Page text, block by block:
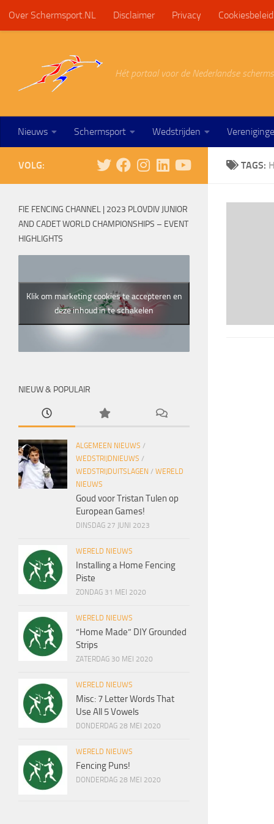
Doorgaan naar inhoud
Over Schermsport.NL Disclaimer Privacy
Hét portaal voor de Nederlandse
Nieuws Schermsport Wedstrijden
TAGS:
VOLG:
FIE FENCING CHANNEL | 2023 PLOVDIV JUNIOR
AND CADET WORLD CHAMPIONSHIPS – EVENT
HIGHLIGHTS
Klik om marketing cookies te accepteren en
deze inhoud in te schakelen
NIEUW & POPULAIR
ALGEMEEN NIEUWS /
WEDSTRIJDNIEUWS /
WEDSTRIJDUITSLAGEN / WERELD
NIEUWS
Goud voor Tristan Tulen op
European Games!
DINSDAG 27 JUNI 2023
WERELD NIEUWS
Installing a Home Fencing
Piste
ZONDAG 31 MEI 2020
WERELD NIEUWS
“Home Made” DIY Grounded
Strips
ZATERDAG 30 MEI 2020
WERELD NIEUWS
Misc: 7 Letter Words That
Use All 5 Vowels
DONDERDAG 28 MEI 2020
WERELD NIEUWS
Fencing Puns!
DONDERDAG 28 MEI 2020